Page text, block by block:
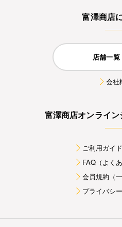
富澤商店
店舗一覧
会社
富澤商店オンライ
ご利用ガイド
FAQ（よく
会員規約（一
プライバシ